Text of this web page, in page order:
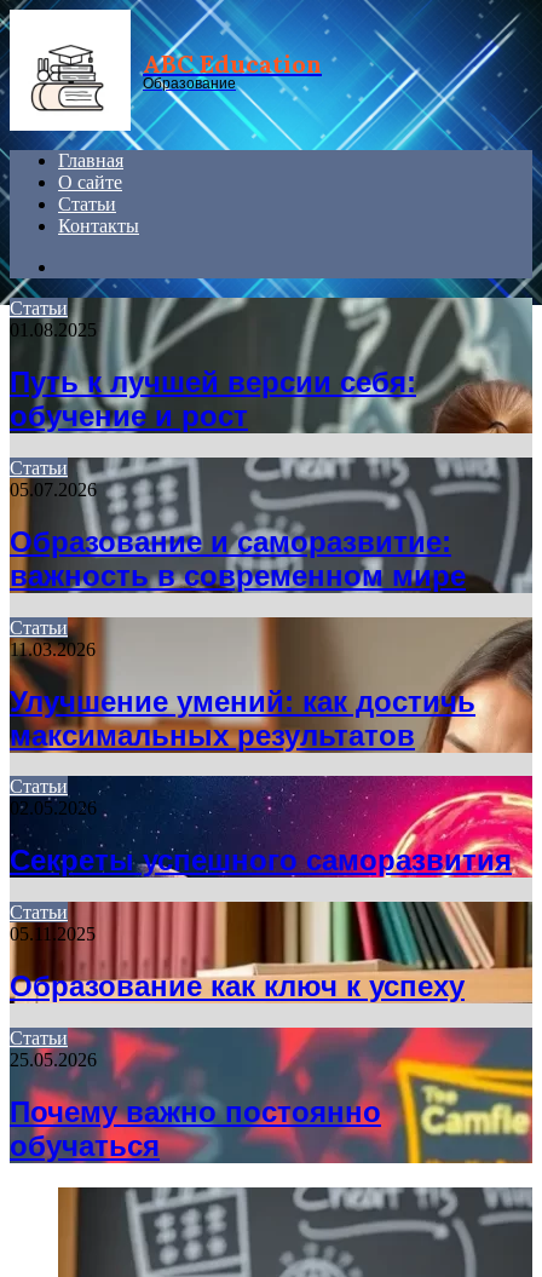
Menu
ABC Education
Образование
Главная
О сайте
Статьи
Контакты
Статьи
01.08.2025
Путь к лучшей версии себя:
обучение и рост
Статьи
05.07.2026
Образование и саморазвитие:
важность в современном мире
Статьи
11.03.2026
Улучшение умений: как достичь
максимальных результатов
Статьи
02.05.2026
Секреты успешного саморазвития
Статьи
05.11.2025
Образование как ключ к успеху
Статьи
25.05.2026
Почему важно постоянно
обучаться